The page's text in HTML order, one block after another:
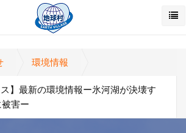
環境情報
ス】最新の環境情報ー氷河湖が決壊す
害ー